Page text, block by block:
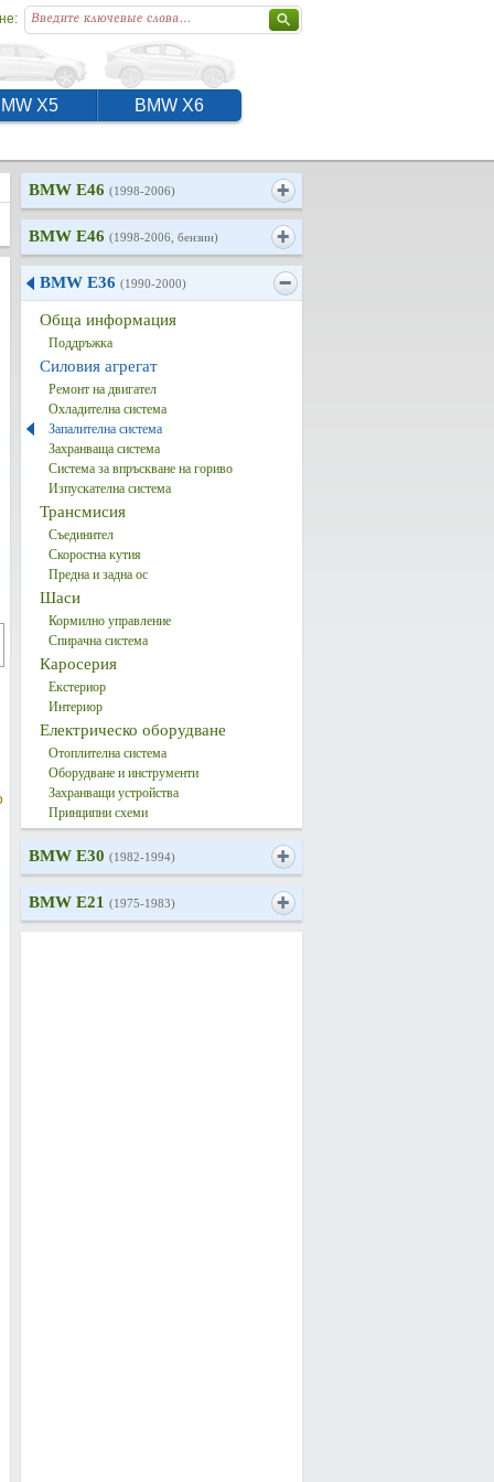
X5 BMW X6
BMW E46 (1998-2006)
BMW E46 (1998-2006, бензин)
BMW E36 (1990-2000)
Обща информация
Поддръжка
Силовия агрегат
Ремонт на двигател
Охладителна система
Запалителна система
Захранваща система
Система за впръскване на гориво
Изпускателна система
Трансмисия
Съединител
Скоростна кутия
Предна и задна ос
Шаси
Кормилно управление
Спирачна система
Каросерия
Екстериор
Интериор
Електрическо оборудване
Отоплителна система
Оборудване и инструменти
Захранващи устройства
Принципни схеми
BMW E30 (1982-1994)
BMW E21 (1975-1983)